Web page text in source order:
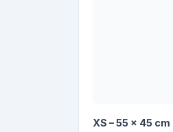
XS – 55 x 45 cm